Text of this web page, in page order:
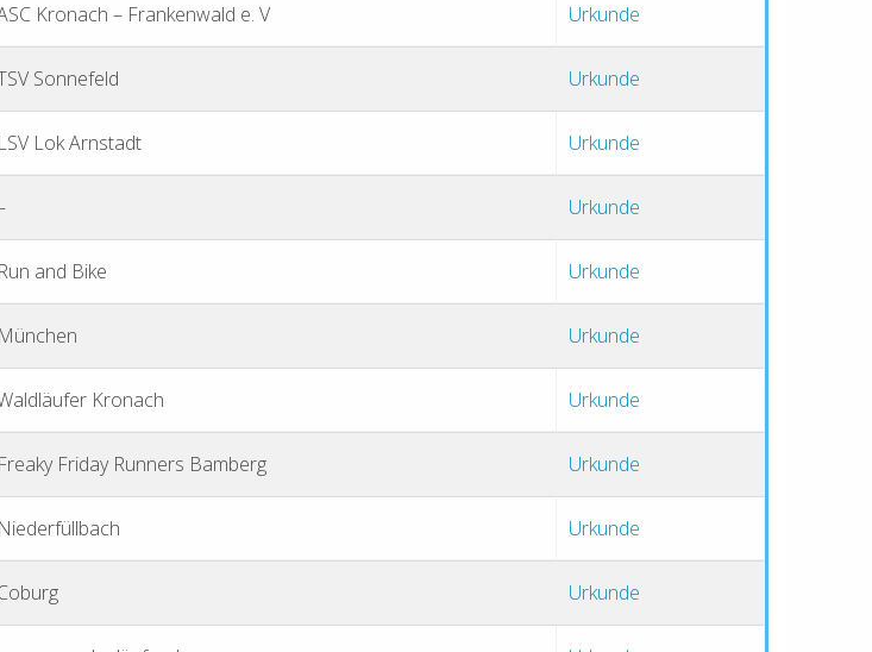
Kronach – Frankenwald e. V Urkunde
Sonnefeld Urkunde
LSV Lok Arnstadt Urkunde
Urkunde
Run and Bike Urkunde
München Urkunde
Kronach Urkunde
Freaky Friday Runners Bamberg Urkunde
Niederfüllbach Urkunde
Urkunde